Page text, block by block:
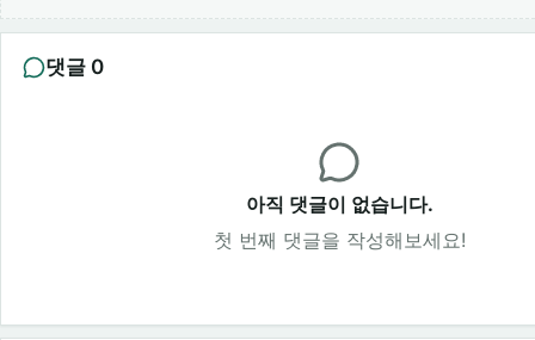
댓글 0
아직 댓글이 없습니다.
첫 번째 댓글을 작성해보세요!